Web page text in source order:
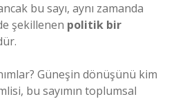
bu sayı, aynı zamanda
şekillenen politik bir
Güneşin dönüşünü kim
bu sayımın toplumsal